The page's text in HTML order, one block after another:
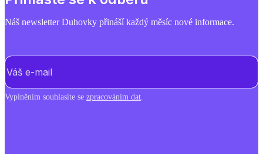
Náš newsletter Duhovky přináší každý měsíc nové informace.
E-mail
Vyplněním souhlasíte se zpracováním dat.